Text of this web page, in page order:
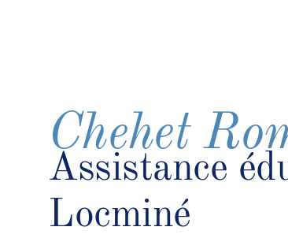
Chehet
Assistance
Locminé